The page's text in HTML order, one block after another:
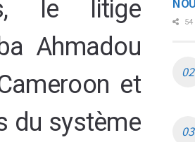
le litige
Ahmadou
et
du système
54